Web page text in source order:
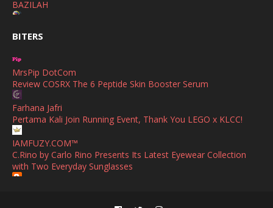
July
June
April
February (4)
January
December (12)
BAZILAH
Huawei Pura 90s Series & Huawei Freeclip 2 S Now Available
Azlinda Alin Malaysian Parenting Lifestyle Beauty Blogs
HUAWEI PURA 90s SERIES MOBILE IMAGING AND ALL-
SCENARIO INNOVATION
Shuhaida Kabdy
Sanah Helwah Adik Sayang
Cerita Ceriti Ceritu Mamapipie
Senarai Lengkap 24 Hotel, Resort & Chalet di Teluk Nipah
BITERS
MrsPip DotCom
Review COSRX The 6 Peptide Skin Booster Serum
Farhana Jafri
Pertama Kali Join Running Event, Thank You LEGO x KLCC!
IAMFUZY.COM™
C.Rino by Carlo Rino Presents Its Latest Eyewear Collection
with Two Everyday Sunglasses